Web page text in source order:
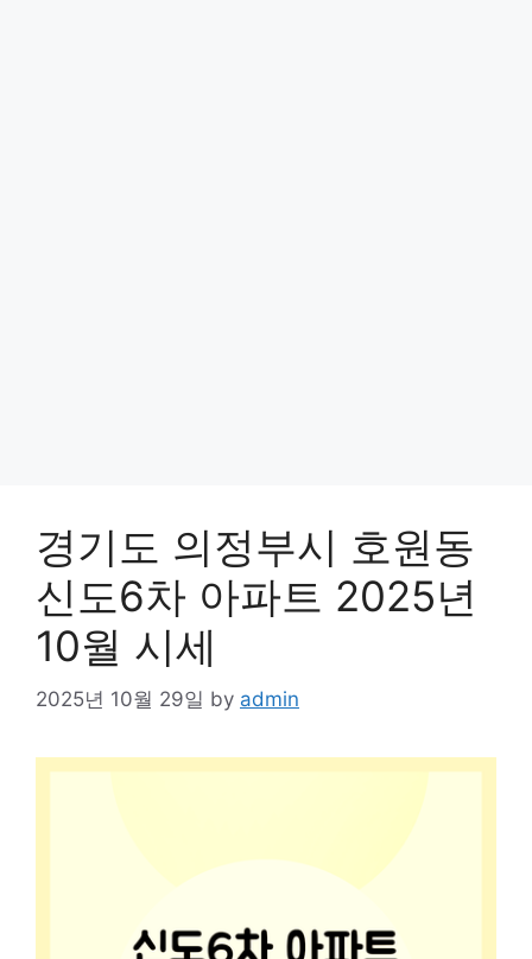
경기도 의정부시 호원동
신도6차 아파트 2025년
10월 시세
2025년 10월 29일 by admin